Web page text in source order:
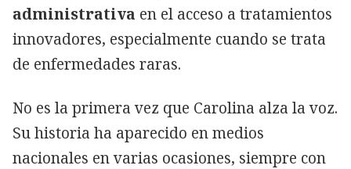
administrativa en el acceso a tratamientos
innovadores, especialmente cuando se trata
de enfermedades raras.
No es la primera vez que Carolina alza la voz.
Su historia ha aparecido en medios
nacionales en varias ocasiones, siempre con